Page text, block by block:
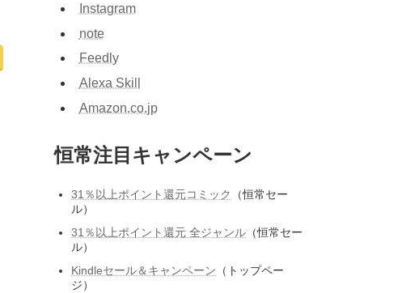
Instagram
note
Feedly
Alexa Skill
Amazon.co.jp
恒常注目キャンペーン
31％以上ポイント還元コミック
（恒常セー
ル）
31％以上ポイント還元 全ジャンル （恒常セー
ル）
Kindleセール＆キャンペーン （トップペー
ジ）